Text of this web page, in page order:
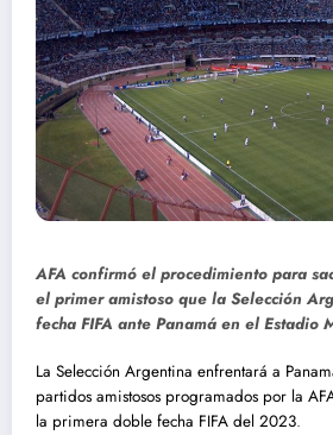
AFA confirmó el procedimiento para
el primer amistoso que la Selección
fecha FIFA ante Panamá en el Estadio
La Selección Argentina enfrentará a
partidos amistosos programados por la
la primera doble fecha FIFA del 2023.